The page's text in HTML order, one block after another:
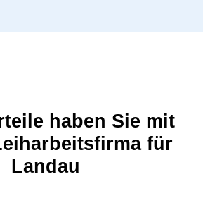
haben Sie mit
für
Landau